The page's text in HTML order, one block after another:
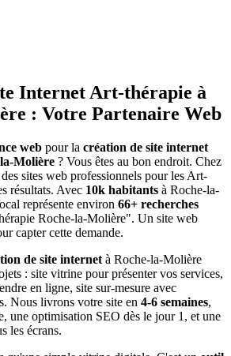
Internet Art-thérapie à
: Votre Partenaire Web
web pour la création de site internet
Molière ? Vous êtes au bon endroit. Chez
sites web professionnels pour les Art-
résultats. Avec 10k habitants à Roche-la-
représente environ 66+ recherches
Roche-la-Molière". Un site web
capter cette demande.
de site internet à Roche-la-Molière
: site vitrine pour présenter vos services,
en ligne, site sur-mesure avec
Nous livrons votre site en 4-6 semaines,
une optimisation SEO dès le jour 1, et une
les écrans.